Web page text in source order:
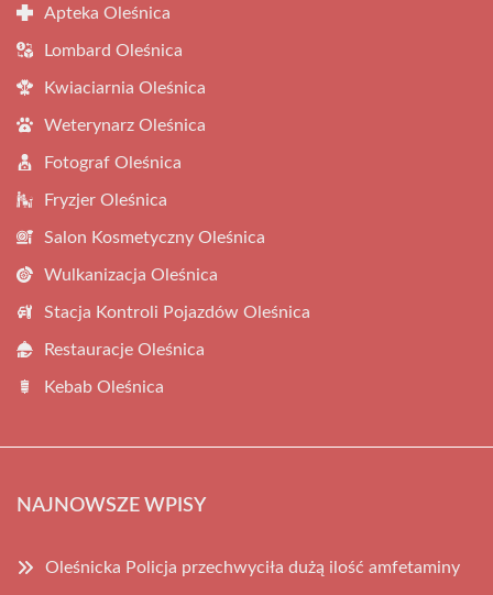
Apteka Oleśnica
Lombard Oleśnica
Kwiaciarnia Oleśnica
Weterynarz Oleśnica
Fotograf Oleśnica
Fryzjer Oleśnica
Salon Kosmetyczny Oleśnica
Wulkanizacja Oleśnica
Stacja Kontroli Pojazdów Oleśnica
Restauracje Oleśnica
Kebab Oleśnica
NAJNOWSZE WPISY
Oleśnicka Policja przechwyciła dużą ilość amfetaminy